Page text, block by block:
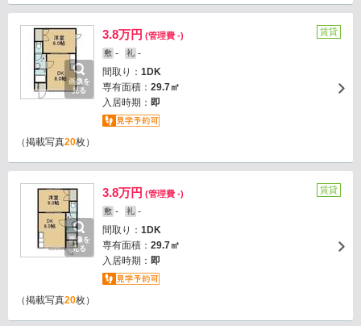
画像を
見る
3.8万円 (管理費 -)
敷 - 礼 -
間取り： 1DK
専有面積： 29.7㎡
入居時期： 即
賃貸
（掲載写真20枚）
画像を
見る
3.8万円 (管理費 -)
敷 - 礼 -
間取り： 1DK
専有面積： 29.7㎡
入居時期： 即
賃貸
（掲載写真20枚）